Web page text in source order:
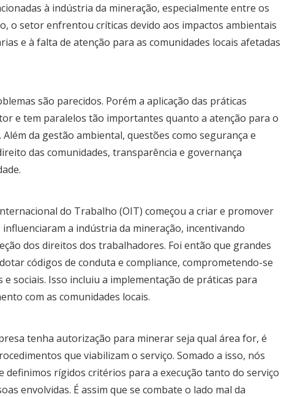
à indústria da mineração, especialmente entre os
o setor enfrentou críticas devido aos impactos ambientais
e à falta de atenção para as comunidades locais afetadas
são parecidos. Porém a aplicação das práticas
e tem paralelos tão importantes quanto a atenção para o
da gestão ambiental, questões como segurança e
das comunidades, transparência e governança
do Trabalho (OIT) começou a criar e promover
a indústria da mineração, incentivando
dos direitos dos trabalhadores. Foi então que grandes
códigos de conduta e compliance, comprometendo-se
sociais. Isso incluiu a implementação de práticas para
com as comunidades locais.
tenha autorização para minerar seja qual área for, é
que viabilizam o serviço. Somado a isso, nós
definimos rígidos critérios para a execução tanto do serviço
envolvidas. É assim que se combate o lado mal da